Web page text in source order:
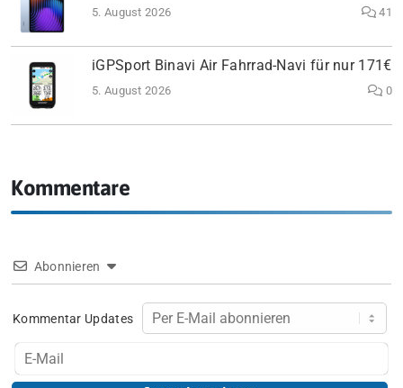
5. August 2026 41
iGPSport Binavi Air Fahrrad-Navi für nur 171€
5. August 2026 0
Kommentare
Abonnieren
Kommentar Updates